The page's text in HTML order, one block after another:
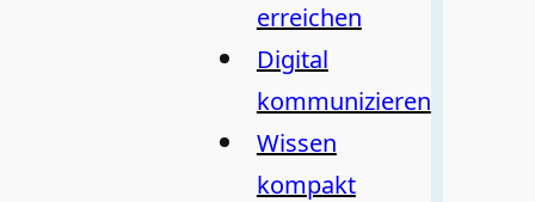
erreichen
Digital
kommunizieren
Wissen
kompakt